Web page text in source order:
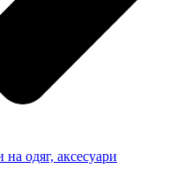
на одяг, аксесуари